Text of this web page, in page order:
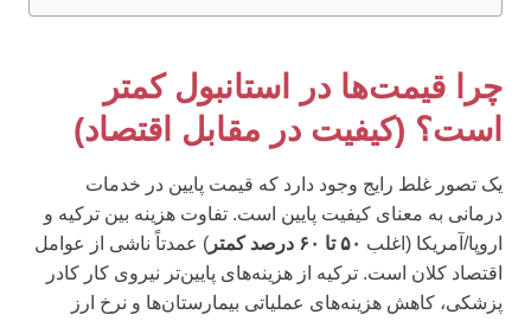
چرا قیمت‌ها در استانبول کمتر
است؟ (کیفیت در مقابل اقتصاد)
یک تصور غلط رایج وجود دارد که قیمت پایین در خدمات
درمانی به معنای کیفیت پایین است. تفاوت هزینه بین ترکیه و
اروپا/آمریکا (اغلب ۵۰ تا ۶۰ درصد کمتر
) عمدتاً ناشی از عوامل
اقتصاد کلان است. ترکیه از هزینه‌های پایین‌تر نیروی کار کادر
پزشکی، کاهش هزینه‌های عملیاتی بیمارستان‌ها و نرخ ارز